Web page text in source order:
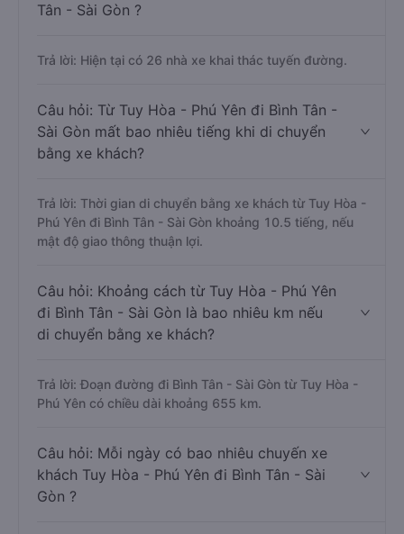
Tân - Sài Gòn ?
Trả lời: Hiện tại có 26 nhà xe khai thác tuyến đường.
Câu hỏi: Từ Tuy Hòa - Phú Yên đi Bình Tân -
Sài Gòn mất bao nhiêu tiếng khi di chuyển
bằng xe khách?
Trả lời: Thời gian di chuyển bằng xe khách từ Tuy Hòa -
Phú Yên đi Bình Tân - Sài Gòn khoảng 10.5 tiếng, nếu
mật độ giao thông thuận lợi.
Câu hỏi: Khoảng cách từ Tuy Hòa - Phú Yên
đi Bình Tân - Sài Gòn là bao nhiêu km nếu
di chuyển bằng xe khách?
Trả lời: Đoạn đường đi Bình Tân - Sài Gòn từ Tuy Hòa -
Phú Yên có chiều dài khoảng 655 km.
Câu hỏi: Mỗi ngày có bao nhiêu chuyến xe
khách Tuy Hòa - Phú Yên đi Bình Tân - Sài
Gòn ?